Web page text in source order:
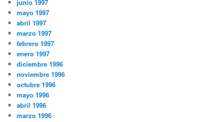
junio 1997
mayo 1997
abril 1997
marzo 1997
febrero 1997
enero 1997
diciembre 1996
noviembre 1996
octubre 1996
mayo 1996
abril 1996
marzo 1996